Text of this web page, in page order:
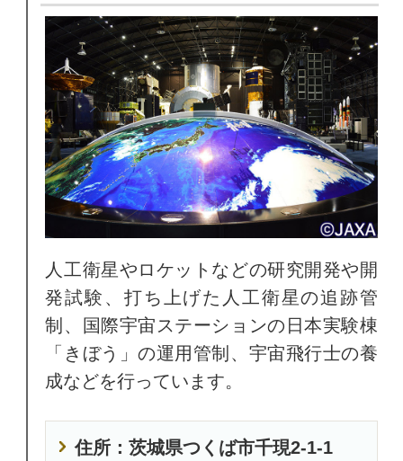
人工衛星やロケットなどの研究開発や開
発試験、打ち上げた人工衛星の追跡管
制、国際宇宙ステーションの日本実験棟
「きぼう」の運用管制、宇宙飛行士の養
成などを行っています。
住所：茨城県つくば市千現2-1-1